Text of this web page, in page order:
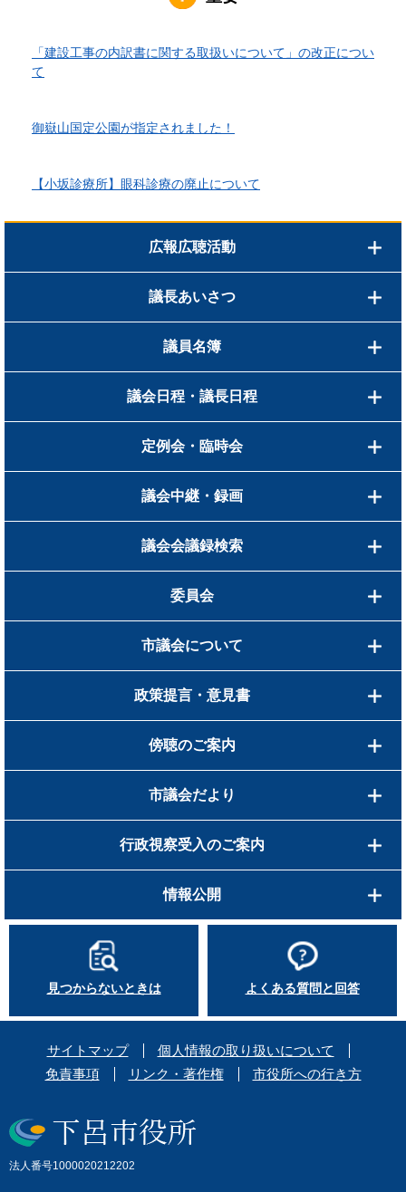
「建設工事の内訳書に関する取扱いについて」の改正につい
て
御嶽山国定公園が指定されました！
【小坂診療所】眼科診療の廃止について
広報広聴活動
議長あいさつ
議員名簿
議会日程・議長日程
定例会・臨時会
議会中継・録画
議会会議録検索
委員会
市議会について
政策提言・意見書
傍聴のご案内
市議会だより
行政視察受入のご案内
情報公開
見つからないときは よくある質問と回答
サイトマップ
個人情報の取り扱いについて
免責事項
リンク・著作権 市役所への行き方
法人番号1000020212202